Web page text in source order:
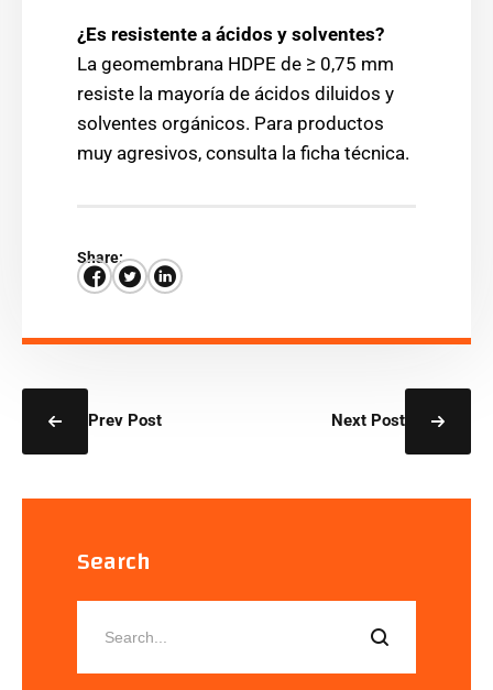
¿Es resistente a ácidos y solventes?
La geomembrana HDPE de ≥ 0,75 mm
resiste la mayoría de ácidos diluidos y
solventes orgánicos. Para productos
muy agresivos, consulta la ficha técnica.
Share:
Prev Post Next Post
Search